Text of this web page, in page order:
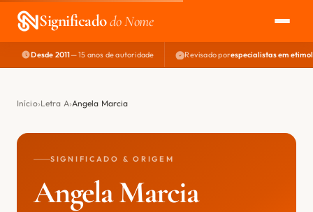
Significadodo Nome
EXPLORAR
NOME PERFEITO
Desde 2011— 15 anos de autoridade Revisado porespecialistas em
Início Letra A Angela Marcia
SIGNIFICADO & ORIGEM
Angela Marcia